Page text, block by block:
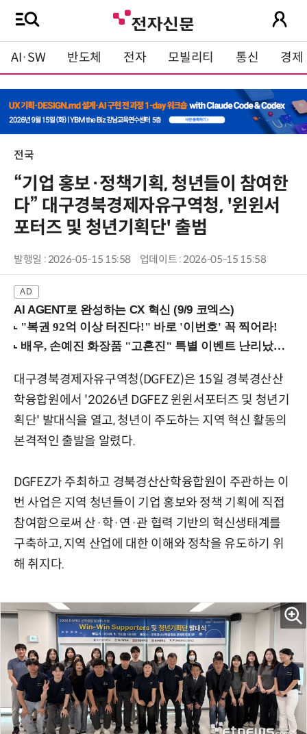
AI·SW 반도체 전자 모빌리티 통신 경제
전국
“기업 홍보·정책기획, 청년들이 참여한
다” 대구경북경제자유구역청, '윈윈서
포터즈 및 청년기획단' 출범
발행일 : 2026-05-15 15:58 업데이트 : 2026-05-15 15:58
AI AGENT로 완성하는 CX 혁신 (9/9 코엑스)
대구경북경제자유구역청(DGFEZ)은 15일 경북경산산
학융합원에서 '2026년 DGFEZ 윈윈서포터즈 및 청년기
획단' 발대식을 열고, 청년이 주도하는 지역 혁신 활동의
본격적인 출발을 알렸다.
DGFEZ가 주최하고 경북경산산학융합원이 주관하는 이
번 사업은 지역 청년들이 기업 홍보와 정책 기획에 직접
참여함으로써 산·학·연·관 협력 기반의 혁신생태계를
구축하고, 지역 산업에 대한 이해와 정착을 유도하기 위
해 취지다.